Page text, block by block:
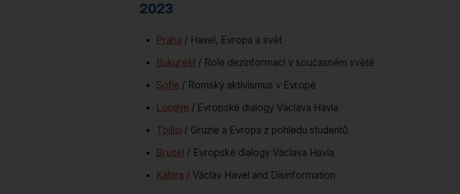
2023
Praha / Havel, Evropa a svět
Bukurešť / Role dezinformací v současném světě
Sofie / Romský aktivismus v Evropě
Londýn / Evropské dialogy Václava Havla
Tbilisi / Gruzie a Evropa z pohledu studentů
Brusel / Evropské dialogy Václava Havla
Káhira / Václav Havel and Disinformation